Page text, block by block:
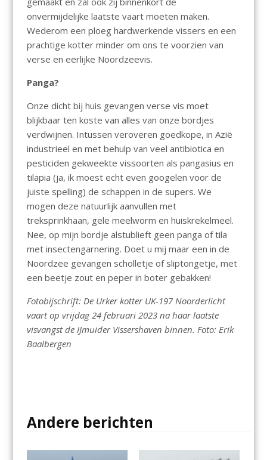
onvermijdelijke laatste vaart moeten maken.
Wederom een ploeg hardwerkende vissers en een
prachtige kotter minder om ons te voorzien van
verse en eerlijke Noordzeevis.
Panga?
Onze dicht bij huis gevangen verse vis moet
blijkbaar ten koste van alles van onze bordjes
verdwijnen. Intussen veroveren goedkope, in Azië
industrieel en met behulp van veel antibiotica en
pesticiden gekweekte vissoorten als pangasius en
tilapia (ja, ik moest echt even googelen voor de
juiste spelling) de schappen in de supers. We
mogen deze natuurlijk aanvullen met
treksprinkhaan, gele meelworm en huiskrekelmeel.
Nee, op mijn bordje alstublieft geen panga of tila
met insectengarnering. Doet u mij maar een in de
Noordzee gevangen scholletje of sliptongetje, met
een beetje zout en peper in boter gebakken!
Fotobijschrift: De Urker kotter UK-197 Noorderlicht
vaart op vrijdag 24 februari 2023 na haar laatste
visvangst de IJmuider Vissershaven binnen. Foto: Erik
Baalbergen
Andere berichten